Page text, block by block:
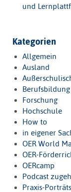
und
Kategorien
Allgemein
Ausland
Berufsbildung
Forschung
Hochschule
How to
in eigener
OER World
OER-
OERcamp
Podcast
Praxis-Porträts